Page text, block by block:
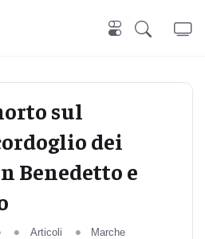
sul
dei
Benedetto e
Articoli
Marche